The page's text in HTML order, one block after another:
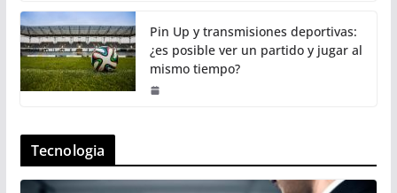
Pin Up y transmisiones deportivas:
¿es posible ver un partido y jugar al
mismo tiempo?
Tecnologia